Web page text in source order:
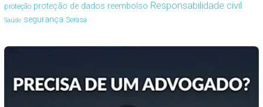
proteção proteção de dados reembolso Responsabilidade civil
Saúde segurança Serasa